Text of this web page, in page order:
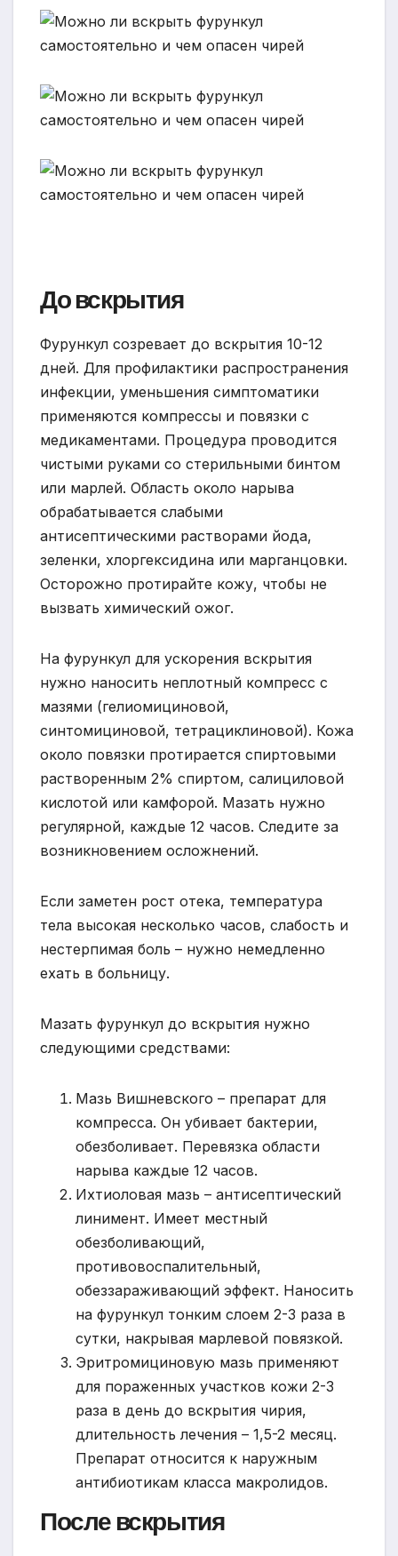
До вскрытия
Фурункул созревает до вскрытия 10-12
дней. Для профилактики распространения
инфекции, уменьшения симптоматики
применяются компрессы и повязки с
медикаментами. Процедура проводится
чистыми руками со стерильными бинтом
или марлей. Область около нарыва
обрабатывается слабыми
антисептическими растворами йода,
зеленки, хлоргексидина или марганцовки.
Осторожно протирайте кожу, чтобы не
вызвать химический ожог.
На фурункул для ускорения вскрытия
нужно наносить неплотный компресс с
мазями (гелиомициновой,
синтомициновой, тетрациклиновой). Кожа
около повязки протирается спиртовыми
растворенным 2% спиртом, салициловой
кислотой или камфорой. Мазать нужно
регулярной, каждые 12 часов. Следите за
возникновением осложнений.
Если заметен рост отека, температура
тела высокая несколько часов, слабость и
нестерпимая боль – нужно немедленно
ехать в больницу.
Мазать фурункул до вскрытия нужно
следующими средствами:
Мазь Вишневского – препарат для
компресса. Он убивает бактерии,
обезболивает. Перевязка области
нарыва каждые 12 часов.
Ихтиоловая мазь – антисептический
линимент. Имеет местный
обезболивающий,
противовоспалительный,
обеззараживающий эффект. Наносить
на фурункул тонким слоем 2-3 раза в
сутки, накрывая марлевой повязкой.
Эритромициновую мазь применяют
для пораженных участков кожи 2-3
раза в день до вскрытия чирия,
длительность лечения – 1,5-2 месяц.
Препарат относится к наружным
антибиотикам класса макролидов.
После вскрытия